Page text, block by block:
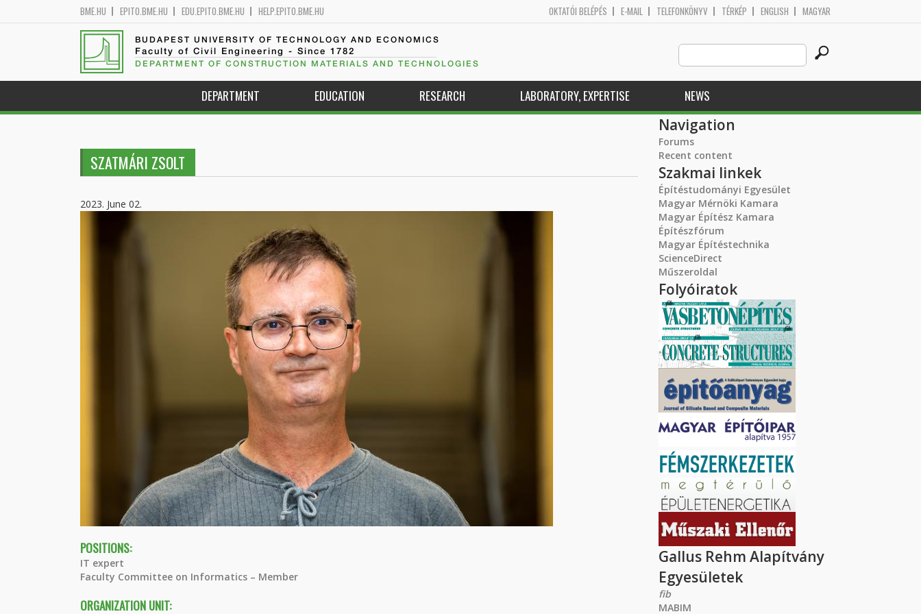
BME.HU EPITO.BME.HU EDU.EPITO.BME.HU HELP.EPITO.BME.HU OKTATÓI BELÉPÉS E-MAIL TELEFONKÖNYV TÉRKÉP ENGLISH MAGYAR
BUDAPEST UNIVERSITY OF TECHNOLOGY AND ECONOMICS
Faculty of Civil Engineering - Since 1782
DEPARTMENT OF CONSTRUCTION MATERIALS AND TECHNOLOGIES
Search
this
site
DEPARTMENT EDUCATION RESEARCH LABORATORY, EXPERTISE NEWS
SZATMÁRI ZSOLT
2023. June 02.
POSITIONS:
IT expert
Faculty Committee on Informatics – Member
ORGANIZATION UNIT:
Navigation
Forums
Recent content
Szakmai linkek
Építéstudományi Egyesület
Magyar Mérnöki Kamara
Magyar Építész Kamara
Építészfórum
Magyar Építéstechnika
ScienceDirect
Műszeroldal
Folyóiratok
Gallus Rehm Alapítvány
Egyesületek
fib
MABIM